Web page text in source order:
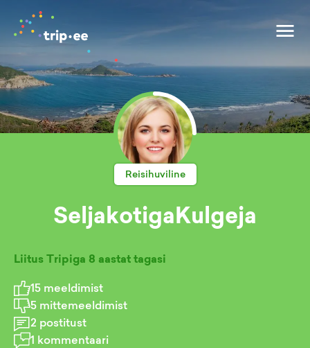
Reisihuviline
SeljakotigaKulgeja
Liitus Tripiga 8 aastat tagasi
15 meeldimist
5 mittemeeldimist
2 postitust
1 kommentaari